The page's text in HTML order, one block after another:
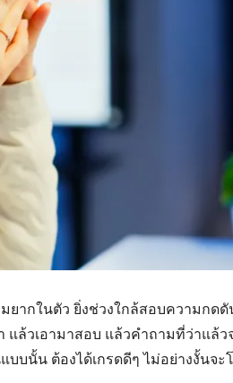
ากในตัว ยิ่งช่วงใกล้สอบความกดดั
วเอามาสอบ แล้วคำถามที่ว่าแล้ว
นั้น ต้องได้เกรดดีๆ ไม่อย่างงั้นจะโ